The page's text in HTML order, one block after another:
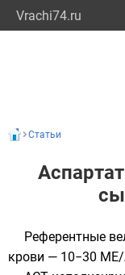
Vrachi74.ru
Статьи
Референтные
крови — 10−30